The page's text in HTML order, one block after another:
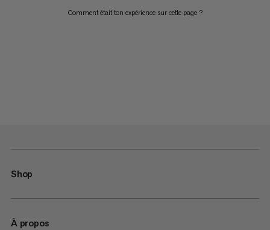
Comment était ton expérience sur cette page ?
Shop
À propos